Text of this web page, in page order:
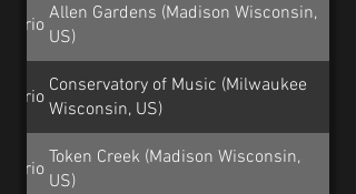
Allen Gardens (Madison Wisconsin,
US)
Trio
Conservatory of Music (Milwaukee
Wisconsin, US)
Trio
Token Creek (Madison Wisconsin,
US)
Trio